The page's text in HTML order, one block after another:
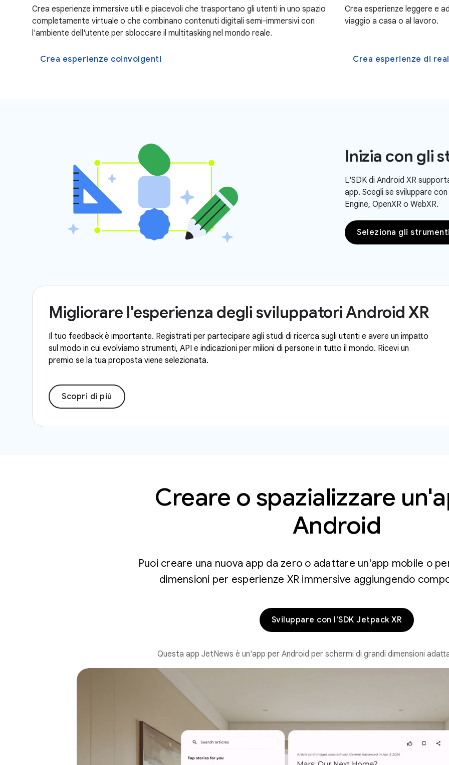
Crea esperienze immersive utili e piacevoli che trasportano gli utenti in uno spazio
completamente virtuale o che combinano contenuti digitali semi-immersivi con
l'ambiente dell'utente per sbloccare il multitasking nel mondo reale.
Crea esperienze coinvolgenti
Crea esperienze leggere e
viaggio a casa o al lavoro.
Crea esperienze di
Inizia con gli
L'SDK di Android XR
app. Scegli se sviluppare
Engine, OpenXR o WebXR.
Seleziona gli
Migliorare l'esperienza degli sviluppatori Android XR
Il tuo feedback è importante. Registrati per partecipare agli studi di ricerca sugli utenti e avere un impatto
sul modo in cui evolviamo strumenti, API e indicazioni per milioni di persone in tutto il mondo. Ricevi un
premio se la tua proposta viene selezionata.
Scopri di più
Creare o spazializzare
Android
Puoi creare una nuova app da zero o adattare un'app mobile o
dimensioni per esperienze XR immersive aggiungendo
Sviluppare con l'SDK Jetpack XR
Questa app JetNews è un'app per Android per schermi di grandi dimensioni